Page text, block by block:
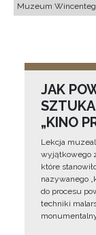
Muzeum
JAK
„KINO
Lekcja
wyjątkowego
które
nazywanego
do procesu
techniki